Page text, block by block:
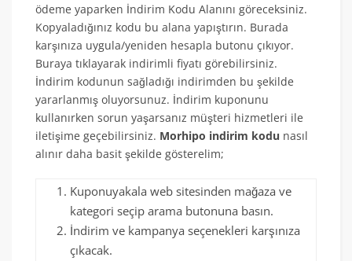
ödeme yaparken İndirim Kodu Alanını göreceksiniz.
Kopyaladığınız kodu bu alana yapıştırın. Burada
karşınıza uygula/yeniden hesapla butonu çıkıyor.
Buraya tıklayarak indirimli fiyatı görebilirsiniz.
İndirim kodunun sağladığı indirimden bu şekilde
yararlanmış oluyorsunuz. İndirim kuponunu
kullanırken sorun yaşarsanız müşteri hizmetleri ile
iletişime geçebilirsiniz. Morhipo indirim kodu nasıl
alınır daha basit şekilde gösterelim;
Kuponuyakala web sitesinden mağaza ve
kategori seçip arama butonuna basın.
İndirim ve kampanya seçenekleri karşınıza
çıkacak.